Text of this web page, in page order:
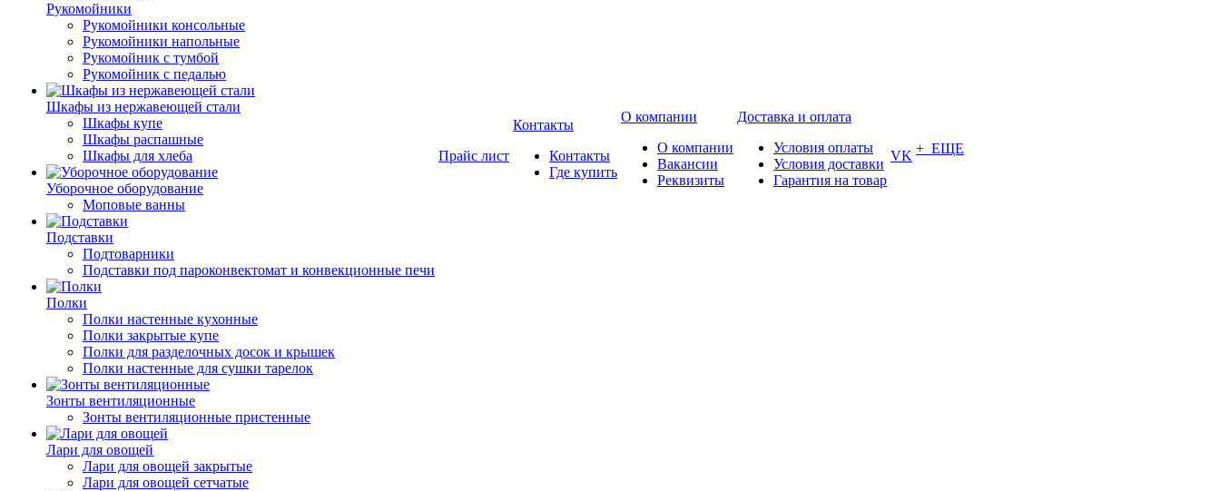
Рукомойники
Рукомойники консольные
Рукомойники напольные
Рукомойник с тумбой
Рукомойник с педалью
Шкафы из нержавеющей стали
Шкафы купе
Шкафы распашные
Шкафы для хлеба
Уборочное оборудование
Моповые ванны
Подставки
Подтоварники
Подставки под пароконвектомат и конвекционные печи
Полки
Полки настенные кухонные
Полки закрытые купе
Полки для разделочных досок и крышек
Полки настенные для сушки тарелок
Зонты вентиляционные
Зонты вентиляционные пристенные
Лари для овощей
Лари для овощей закрытые
Лари для овощей сетчатые
Прайс лист
Контакты
Контакты
Где купить
О компании
О компании
Вакансии
Реквизиты
Доставка и оплата
Условия оплаты
Условия доставки
Гарантия на товар
VK + ЕЩЕ